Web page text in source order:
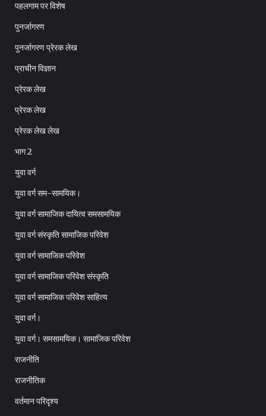
पहलगाम पर विशेष
पुनर्जागरण
पुनर्जागरण प्रेरक लेख
प्राचीन विज्ञान
प्रेरक लेख
प्रेरक लेख
प्रेरक लेख लेख
भाग 2
युवा वर्ग
युवा वर्ग सम-सामयिक।
युवा वर्ग सामाजिक दायित्व समसामयिक
युवा वर्ग संस्कृति सामाजिक परिवेश
युवा वर्ग सामाजिक परिवेश
युवा वर्ग सामाजिक परिवेश संस्कृति
युवा वर्ग सामाजिक परिवेश साहित्य
युवा वर्ग।
युवा वर्ग। समसामयिक। सामाजिक परिवेश
राजनीति
राजनीतिक
वर्तमान परिदृश्य